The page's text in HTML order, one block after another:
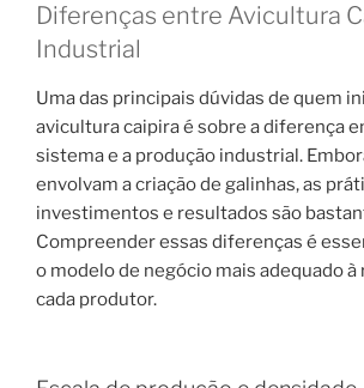
Diferenças entre Avicultura
Industrial
Uma das principais dúvidas de quem
avicultura caipira é sobre a diferença
sistema e a produção industrial.
envolvam a criação de galinhas, as
investimentos e resultados são
Compreender essas diferenças é
o modelo de negócio mais adequado à
cada produtor.